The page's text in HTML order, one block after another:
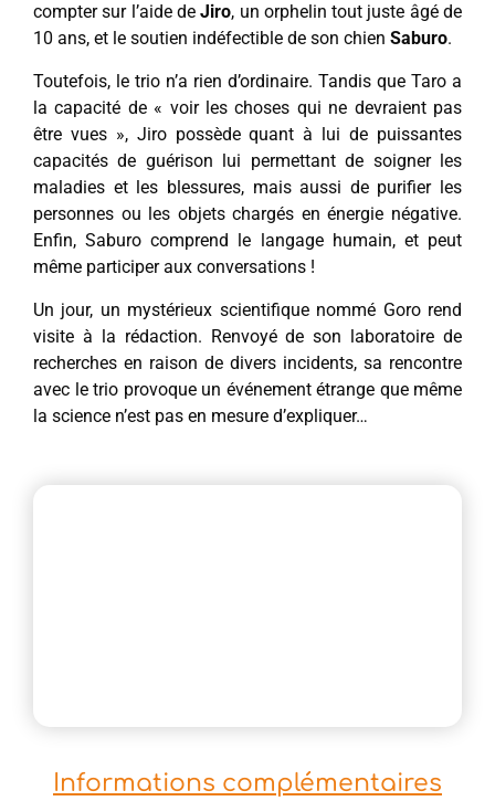
compter sur l’aide deJiro, un orphelin tout juste âgé de
10 ans, et le soutien indéfectible de son chien Saburo.
Toutefois, le trio n’a rien d’ordinaire. Tandis que Taro a
la capacité de « voir les choses qui ne devraient pas
être vues », Jiro possède quant à lui de puissantes
capacités de guérison lui permettant de soigner les
maladies et les blessures, mais aussi de purifier les
personnes ou les objets chargés en énergie négative.
Enfin, Saburo comprend le langage humain, et peut
même participer aux conversations !
Un jour, un mystérieux scientifique nommé Goro rend
visite à la rédaction. Renvoyé de son laboratoire de
recherches en raison de divers incidents, sa rencontre
avec le trio provoque un événement étrange que même
la science n’est pas en mesure d’expliquer…
Informations complémentaires